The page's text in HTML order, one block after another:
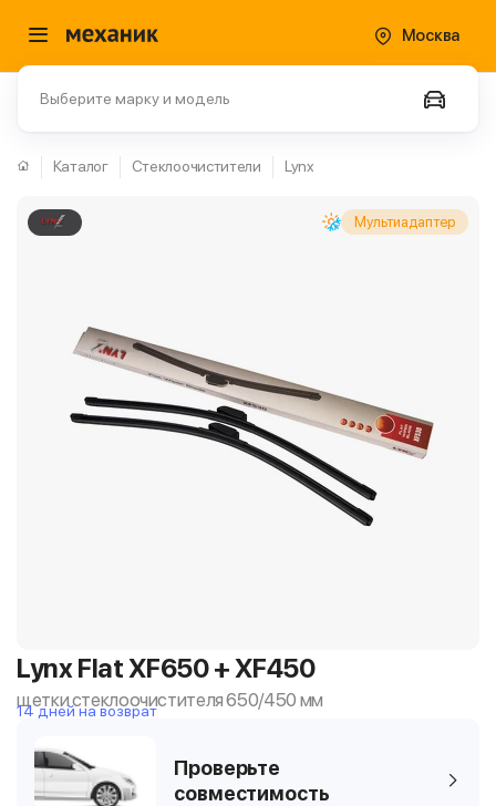
Москва
Выберите марку и модель
Каталог Стеклоочистители Lynx
Мультиадаптер
Lynx Flat XF650 + XF450
щетки стеклоочистителя 650/450 мм
14 дней на возврат
Проверьте
совместимость